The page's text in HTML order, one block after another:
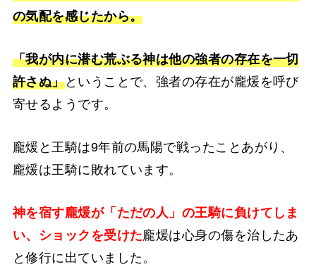
の気配を感じたから。
「我が内に潜む荒ぶる神は他の強者の存在を一切
許さぬ」ということで、強者の存在が龐煖を呼び
寄せるようです。
龐煖と王騎は9年前の馬陽で戦ったことあがり、
龐煖は王騎に敗れています。
神を宿す龐煖が「ただの人」の王騎に負けてしま
い、ショックを受けた龐煖は心身の傷を治したあ
と修行に出ていました。